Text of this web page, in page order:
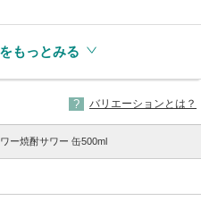
もっとみる
バリエーションとは？
ー焼酎サワー 缶500ml